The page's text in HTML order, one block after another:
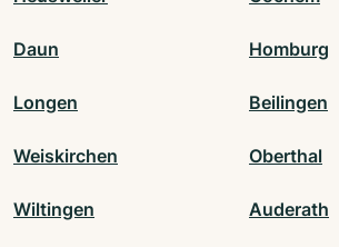
Daun Homburg
Longen Beilingen
Weiskirchen Oberthal
Wiltingen Auderath